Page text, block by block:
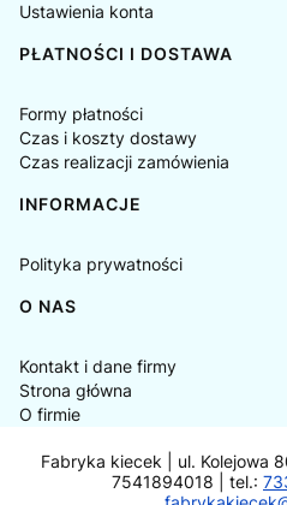
Ustawienia konta
PŁATNOŚCI I DOSTAWA
Formy płatności
Czas i koszty dostawy
Czas realizacji zamówienia
INFORMACJE
Polityka prywatności
O NAS
Kontakt i dane firmy
Strona główna
O firmie
Fabryka kiecek | ul. Kolejowa
7541894018 | tel.: